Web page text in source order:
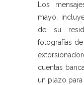
Los
mayo,
de su
fotografías
cuentas
un plazo